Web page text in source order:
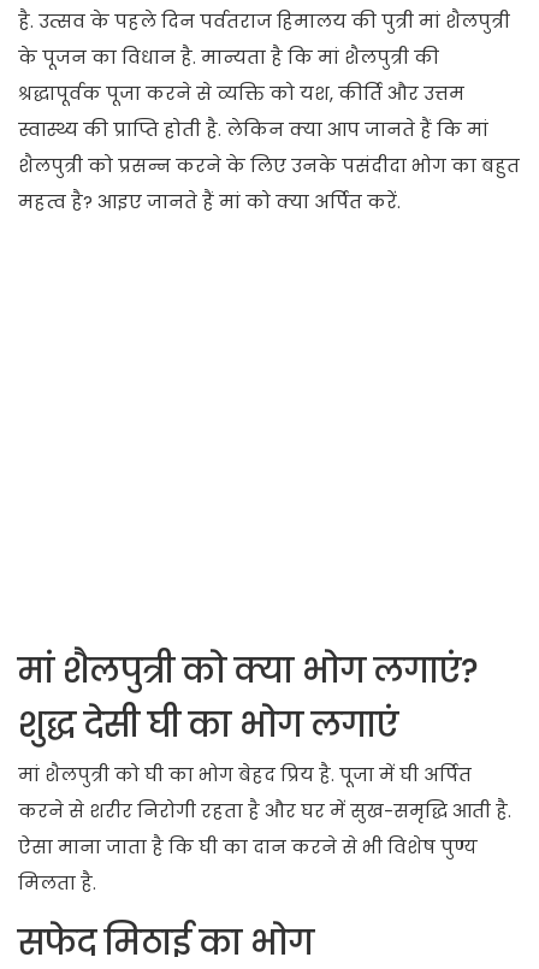
है. उत्सव के पहले दिन पर्वतराज हिमालय की पुत्री मां शैलपुत्री
के पूजन का विधान है. मान्यता है कि मां शैलपुत्री की
श्रद्धापूर्वक पूजा करने से व्यक्ति को यश, कीर्ति और उत्तम
स्वास्थ्य की प्राप्ति होती है. लेकिन क्या आप जानते हैं कि मां
शैलपुत्री को प्रसन्न करने के लिए उनके पसंदीदा भोग का बहुत
महत्व है? आइए जानते हैं मां को क्या अर्पित करें.
मां शैलपुत्री को क्या भोग लगाएं?
शुद्ध देसी घी का भोग लगाएं
मां शैलपुत्री को घी का भोग बेहद प्रिय है. पूजा में घी अर्पित
करने से शरीर निरोगी रहता है और घर में सुख-समृद्धि आती है.
ऐसा माना जाता है कि घी का दान करने से भी विशेष पुण्य
मिलता है.
सफेद मिठाई का भोग